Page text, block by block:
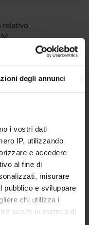
degli annunci
i vostri dati
IP, utilizzando
e accedere
al fine di
misurare
pubblico e sviluppare
chi utilizza i
scelte in materia di
proprietà digitale
relativo